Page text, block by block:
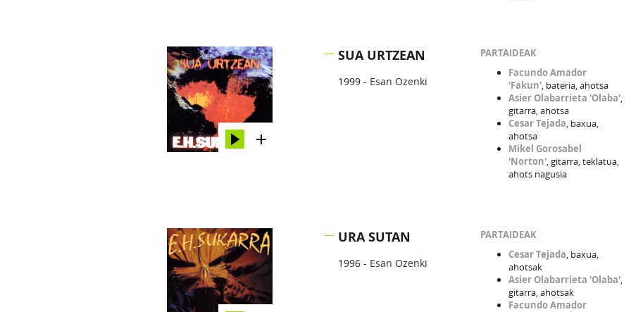
SUA URTZEAN
1999 - Esan Ozenki
PARTAIDEAK
Facundo Amador
'Fakun', bateria, ahotsa
Asier Olabarrieta 'Olaba',
gitarra, ahotsa
Cesar Tejada, baxua,
ahotsa
Mikel Gorosabel
'Norton', gitarra, teklatua,
ahots nagusia
URA SUTAN
1996 - Esan Ozenki
PARTAIDEAK
Cesar Tejada, baxua,
ahotsak
Asier Olabarrieta 'Olaba',
gitarra, ahotsak
Facundo Amador